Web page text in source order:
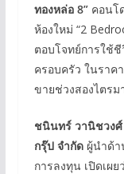
ทองหล่อ 8” คอนโ
ห้องใหม่ “2
ตอบโจทย์การใช้
ครอบครัว ในราค
ขายช่วงสองไตร
ชนินทร์ วานิชวง
กรุ๊ป จำกัดผู้นำด้า
การลงทุน เปิดเผ